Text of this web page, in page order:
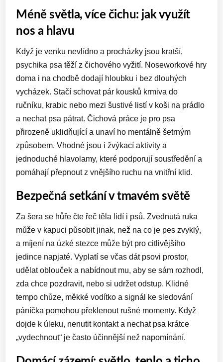
Méně světla, více čichu: jak využít
nos a hlavu
Když je venku nevlídno a procházky jsou kratší,
psychika psa těží z čichového vyžití. Noseworkové hry
doma i na chodbě dodají hloubku i bez dlouhých
vycházek. Stačí schovat pár kousků krmiva do
ručníku, krabic nebo mezi šustivé listí v koši na prádlo
a nechat psa pátrat. Čichová práce je pro psa
přirozeně uklidňující a unaví ho mentálně šetrným
způsobem. Vhodné jsou i žvýkací aktivity a
jednoduché hlavolamy, které podporují soustředění a
pomáhají přepnout z vnějšího ruchu na vnitřní klid.
Bezpečná setkání v tmavém světě
Za šera se hůře čte řeč těla lidí i psů. Zvednutá ruka
může v kapuci působit jinak, než na co je pes zvyklý,
a míjení na úzké stezce může být pro citlivějšího
jedince napjaté. Vyplatí se včas dát psovi prostor,
udělat oblouček a nabídnout mu, aby se sám rozhodl,
zda chce pozdravit, nebo si udržet odstup. Klidné
tempo chůze, měkké vodítko a signál ke sledování
páníčka pomohou překlenout rušné momenty. Když
dojde k úleku, nenutit kontakt a nechat psa krátce
„vydechnout“ je často účinnější než napomínání.